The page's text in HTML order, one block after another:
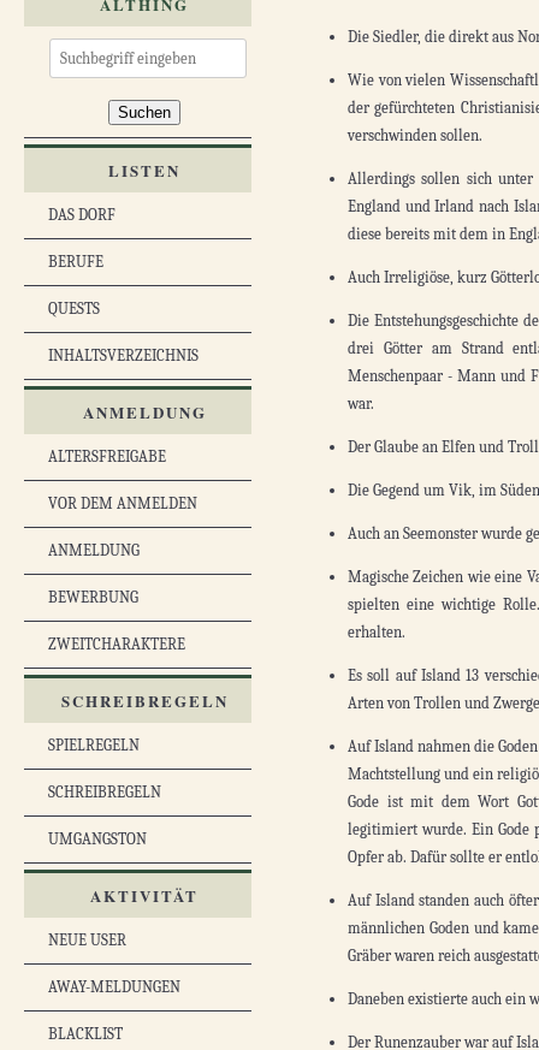
Suchen
LISTEN
DAS DORF
BERUFE
QUESTS
INHALTSVERZEICHNIS
ANMELDUNG
ALTERSFREIGABE
VOR DEM ANMELDEN
ANMELDUNG
BEWERBUNG
ZWEITCHARAKTERE
SCHREIBREGELN
SPIELREGELN
SCHREIBREGELN
UMGANGSTON
AKTIVITÄT
NEUE USER
AWAY-MELDUNGEN
BLACKLIST
Die Siedler, die direkt aus
Wie von vielen
der gefürchteten
verschwinden sollen.
Allerdings sollen sich unter
England und Irland nach
diese bereits mit dem in
Auch Irreligiöse, kurz
Die Entstehungsgeschichte
drei Götter am Strand
Menschenpaar - Mann und
war.
Der Glaube an Elfen und
Die Gegend um Vik, im
Auch an Seemonster wurde
Magische Zeichen wie eine
spielten eine wichtige
erhalten.
Es soll auf Island 13
Arten von Trollen und
Auf Island nahmen die
Machtstellung und ein
Gode ist mit dem Wort
legitimiert wurde. Ein Gode
Opfer ab. Dafür sollte er
Auf Island standen auch
männlichen Goden und
Gräber waren reich
Daneben existierte auch ein
Der Runenzauber war auf